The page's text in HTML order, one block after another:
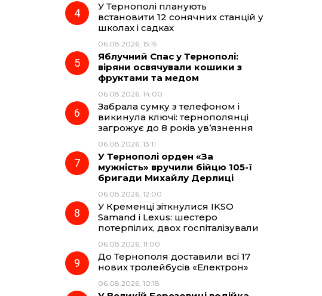
У Тернополі планують
встановити 12 сонячних станцій у
школах і садках
06.08.2026, 15:19
Яблучний Спас у Тернополі:
віряни освячували кошики з
фруктами та медом
06.08.2026, 14:00
Забрала сумку з телефоном і
викинула ключі: тернополянці
загрожує до 8 років ув’язнення
06.08.2026, 13:11
У Тернополі орден «За
мужність» вручили бійцю 105-ї
бригади Михайлу Дерлиці
06.08.2026, 12:00
У Кременці зіткнулися IKSO
Samand і Lexus: шестеро
потерпілих, двох госпіталізували
06.08.2026, 11:00
До Тернополя доставили всі 17
нових тролейбусів «Електрон»
06.08.2026, 10:18